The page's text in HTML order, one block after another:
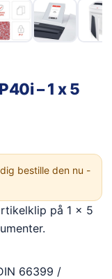
– 1 x 5
bestille den nu -
på 1 x 5
66399 /